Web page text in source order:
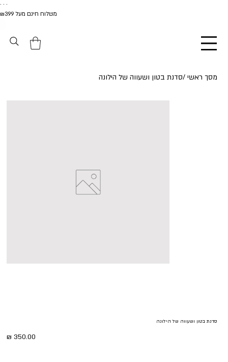
מסך ראשי /סדנת בטון ושעווה של הילונה
סדנת בטון ושעווה של הילונה